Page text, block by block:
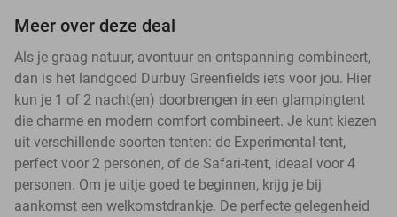
Meer over deze deal
Als je graag natuur, avontuur en ontspanning combineert,
dan is het landgoed Durbuy Greenfields iets voor jou. Hier
kun je 1 of 2 nacht(en) doorbrengen in een glampingtent
die charme en modern comfort combineert. Je kunt kiezen
uit verschillende soorten tenten: de Experimental-tent,
perfect voor 2 personen, of de Safari-tent, ideaal voor 4
personen. Om je uitje goed te beginnen, krijg je bij
aankomst een welkomstdrankje. De perfecte gelegenheid